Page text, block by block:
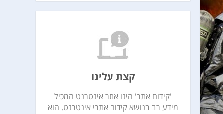
קצת עלינו
'קידום אתר' הינו אתר אינטרנט המכיל
מידע רב בנושא קידום אתרי אינטרנט. הוא